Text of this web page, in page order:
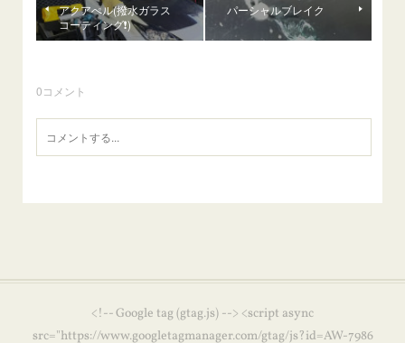
アクアぺル(撥水ガラス
コーティング❗)
パーシャルブレイク
0コメント
<!-- Google tag (gtag.js) --> <script async
src="https://www.googletagmanager.com/gtag/js?id=AW-7986